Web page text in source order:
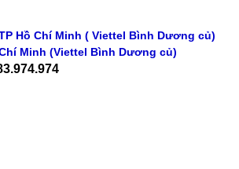
Hồ Chí Minh ( Viettel Bình Dương củ)
Minh (Viettel Bình Dương củ)